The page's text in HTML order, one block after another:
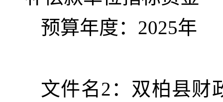
预算年度： 2025年
文件名2 ： 双柏县财